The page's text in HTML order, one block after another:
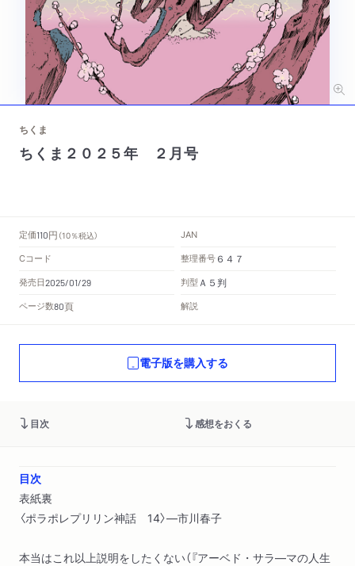
ちくま
ちくま２０２５年 ２月号
定価110円 （10％税込）
JAN
Cコード
整理番号 ６４７
発売日2025/01/29 判型 Ａ５判
ページ数80頁 解説
電子版を購入する
目次 感想をおくる
目次
表紙裏
〈ポラポレプリリン神話 14〉―市川春子
本当はこれ以上説明をしたくない（『アーベド・サラ―マの人生